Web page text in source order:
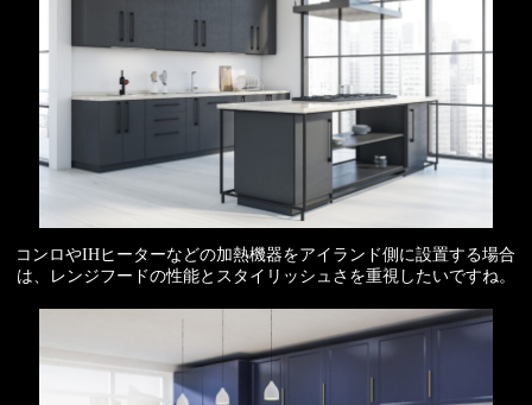
コンロやIHヒーターなどの加熱機器をアイランド側に設置する場合
は、レンジフードの性能とスタイリッシュさを重視したいですね。